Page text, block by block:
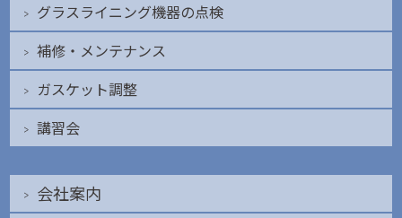
グラスライニング機器の点検
補修・メンテナンス
ガスケット調整
講習会
会社案内